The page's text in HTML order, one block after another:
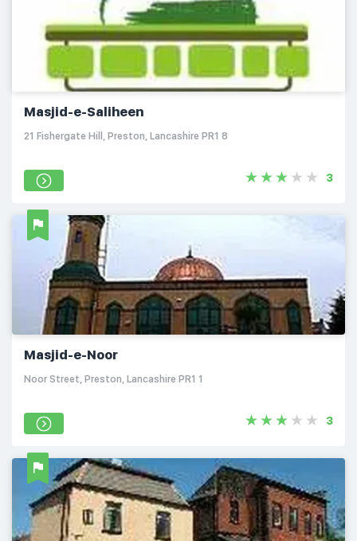
Masjid-e-Saliheen
21 Fishergate Hill, Preston, Lancashire PR1 8
3
Masjid-e-Noor
Noor Street, Preston, Lancashire PR1 1
3